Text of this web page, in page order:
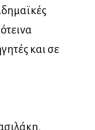
και σε